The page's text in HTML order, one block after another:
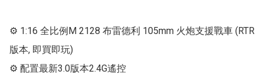
⚙ 1:16 全比例M 2128 布雷德利 105mm 火炮支援戰車 (RTR
版本, 即買即玩)
⚙ 配置最新3.0版本2.4G遙控